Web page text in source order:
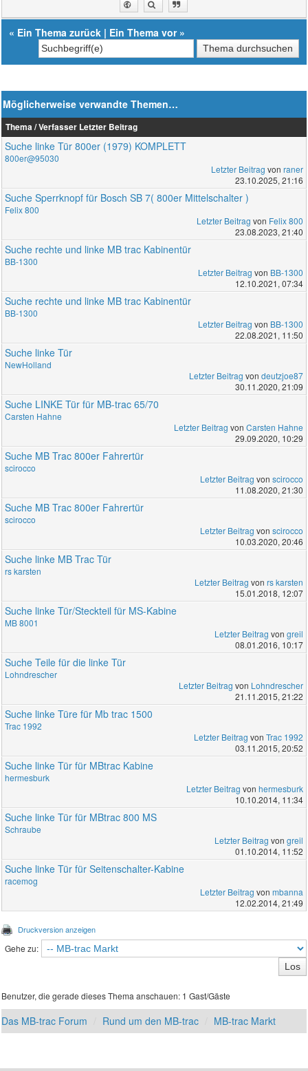
« Ein Thema zurück | Ein Thema vor»
Möglicherweise verwandte Themen…
Thema / Verfasser Letzter Beitrag
Suche linke Tür 800er (1979) KOMPLETT
800er@95030
Letzter Beitrag von raner
23.10.2025, 21:16
Suche Sperrknopf für Bosch SB 7( 800er Mittelschalter )
Felix 800
Letzter Beitrag von Felix 800
23.08.2023, 21:40
Suche rechte und linke MB trac Kabinentür
BB-1300
Letzter Beitrag von BB-1300
12.10.2021, 07:34
Suche rechte und linke MB trac Kabinentür
BB-1300
Letzter Beitrag von BB-1300
22.08.2021, 11:50
Suche linke Tür
NewHolland
Letzter Beitrag von deutzjoe87
30.11.2020, 21:09
Suche LINKE Tür für MB-trac 65/70
Carsten Hahne
Letzter Beitrag von Carsten Hahne
29.09.2020, 10:29
Suche MB Trac 800er Fahrertür
scirocco
Letzter Beitrag von scirocco
11.08.2020, 21:30
Suche MB Trac 800er Fahrertür
scirocco
Letzter Beitrag von scirocco
10.03.2020, 20:46
Suche linke MB Trac Tür
rs karsten
Letzter Beitrag von rs karsten
15.01.2018, 12:07
Suche linke Tür/Steckteil für MS-Kabine
MB 8001
Letzter Beitrag von greil
08.01.2016, 10:17
Suche Teile für die linke Tür
Lohndrescher
Letzter Beitrag von Lohndrescher
21.11.2015, 21:22
Suche linke Türe für Mb trac 1500
Trac 1992
Letzter Beitrag von Trac 1992
03.11.2015, 20:52
Suche linke Tür für MBtrac Kabine
hermesburk
Letzter Beitrag von hermesburk
10.10.2014, 11:34
Suche linke Tür für MBtrac 800 MS
Schraube
Letzter Beitrag von greil
01.10.2014, 11:52
Suche linke Tür für Seitenschalter-Kabine
racemog
Letzter Beitrag von mbanna
12.02.2014, 21:49
Druckversion anzeigen
Gehe zu:
Benutzer, die gerade dieses Thema anschauen: 1 Gast/Gäste
Das MB-trac Forum Rund um den MB-trac MB-trac Markt